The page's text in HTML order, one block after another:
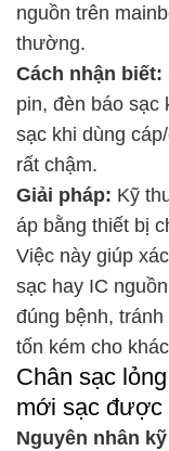
nguồn trên
thường.
Cách nhận biết:
pin, đèn báo sạc
sạc khi dùng
rất chậm.
Giải pháp: Kỹ
áp bằng thiết bị
Việc này giúp
sạc hay IC
đúng bệnh,
tốn kém cho
Chân sạc
mới sạc được
Nguyên nhân